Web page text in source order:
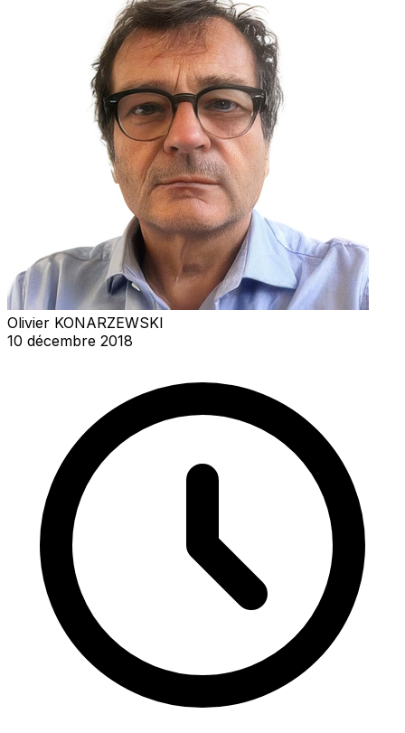
Olivier KONARZEWSKI
10 décembre 2018